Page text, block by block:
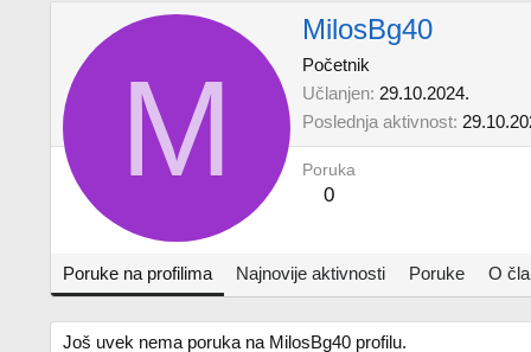
M
MilosBg40
Početnik
Učlanjen 29.10.2024.
Poslednja aktivnost
Poruka
0
Poruke na profilima Najnovije aktivnosti Poruke O
Još uvek nema poruka na MilosBg40 profilu.